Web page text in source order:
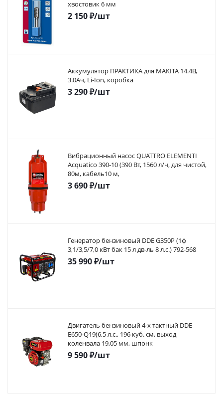
хвостовик 6 мм
2 150₽/шт
Аккумулятор ПРАКТИКА для MAKITA 14.4В,
3.0Ач, Li-Ion, коробка
3 290₽/шт
Вибрационный насос QUATTRO ELEMENTI
Acquatico 390-10 (390 Вт, 1560 л/ч, для чистой,
80м, кабель10 м,
3 690₽/шт
Генератор бензиновый DDE G350P (1ф
3,1/3,5/7,0 кВт бак 15 л дв-ль 8 л.с.) 792-568
35 990₽/шт
Двигатель бензиновый 4-х тактный DDE
E650-Q19(6,5 л.с., 196 куб. см, выход
коленвала 19,05 мм, шпонк
9 590₽/шт